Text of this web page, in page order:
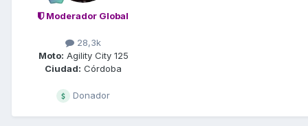
Moderador Global
28,3k
Moto: Agility City 125
Ciudad: Córdoba
Donador